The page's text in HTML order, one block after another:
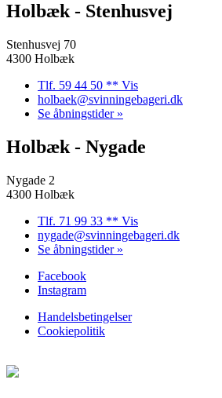
Holbæk - Stenhusvej
Stenhusvej 70
4300 Holbæk
Tlf. 59 44 50 ** Vis
holbaek@svinningebageri.dk
Se åbningstider »
Holbæk - Nygade
Nygade 2
4300 Holbæk
Tlf. 71 99 33 ** Vis
nygade@svinningebageri.dk
Se åbningstider »
Facebook
Instagram
Handelsbetingelser
Cookiepolitik